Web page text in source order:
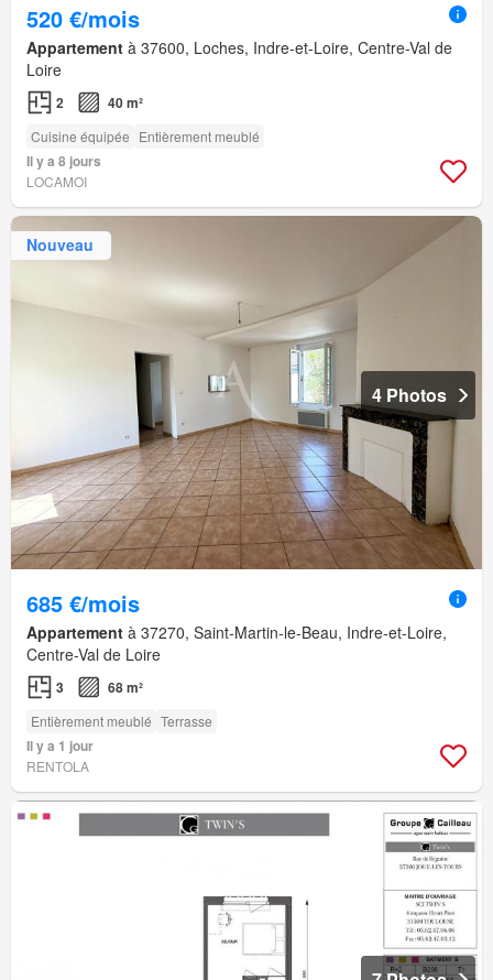
520 €/mois
Appartement à 37600, Loches, Indre-et-Loire, Centre-Val de
Loire
2 40 m²
Cuisine équipée Entièrement meublé
Il y a 8 jours
LOCAMOI
Nouveau
4 Photos
685 €/mois
Appartement à 37270, Saint-Martin-le-Beau, Indre-et-Loire,
Centre-Val de Loire
3 68 m²
Entièrement meublé Terrasse
Il y a 1 jour
RENTOLA